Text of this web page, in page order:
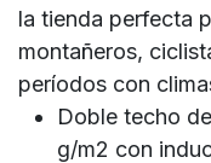
la tienda perfecta
montañeros,
períodos con
Doble techo
g/m2 con